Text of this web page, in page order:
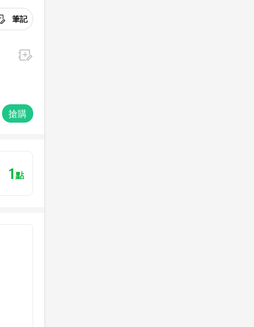
筆記
搶購
1點